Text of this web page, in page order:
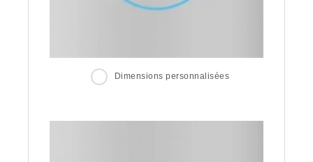
Dimensions personnalisées